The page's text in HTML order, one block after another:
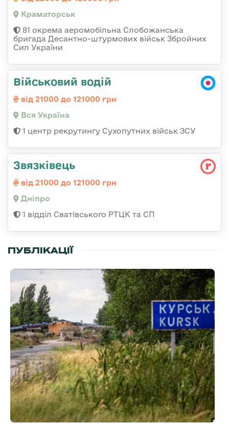
Краматорськ
81 окрема аеромобільна Слобожанська
бригада Десантно-штурмових військ Збройних
Сил України
Військовий водій
від 21000 до 121000 грн
Вся Україна
1 центр рекрутингу Сухопутних військ ЗСУ
Звязківець
від 21000 до 121000 грн
Дніпро
1 відділ Сватівського РТЦК та СП
ПУБЛІКАЦІЇ